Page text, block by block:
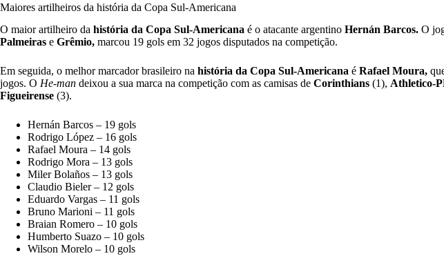
Maiores artilheiros da história da Copa Sul-Americana
O maior artilheiro da história da Copa Sul-Americana é o atacante argentino Hernán Barcos. O
Palmeiras e Grêmio, marcou 19 gols em 32 jogos disputados na competição.
Em seguida, o melhor marcador brasileiro na história da Copa Sul-Americana é Rafael Moura,
jogos. O He-man deixou a sua marca na competição com as camisas de Corinthians (1), Athletico-
Figueirense (3).
Hernán Barcos – 19 gols
Rodrigo López – 16 gols
Rafael Moura – 14 gols
Rodrigo Mora – 13 gols
Miler Bolaños – 13 gols
Claudio Bieler – 12 gols
Eduardo Vargas – 11 gols
Bruno Marioni – 11 gols
Braian Romero – 10 gols
Humberto Suazo – 10 gols
Wilson Morelo – 10 gols